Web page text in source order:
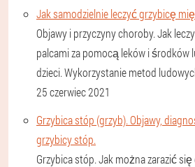
Jak samodzielnie leczyć grzybicę
Objawy i przyczyny choroby. Jak
palcami za pomocą leków i środków
dzieci. Wykorzystanie metod
25 czerwiec 2021
Grzybica stóp (grzyb). Objawy,
grzybicy stóp.
Grzybica stóp. Jak można zarazić